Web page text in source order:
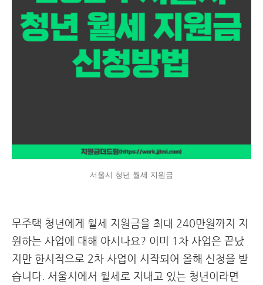
서울시 청년 월세 지원금
무주택 청년에게 월세 지원금을 최대 240만원까지 지
원하는 사업에 대해 아시나요? 이미 1차 사업은 끝났
지만 한시적으로 2차 사업이 시작되어 올해 신청을 받
습니다. 서울시에서 월세로 지내고 있는 청년이라면